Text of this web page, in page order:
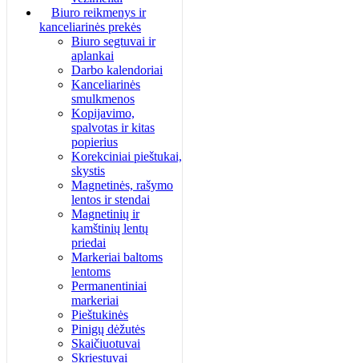
Biuro reikmenys ir
kanceliarinės prekės
Biuro segtuvai ir
aplankai
Darbo kalendoriai
Kanceliarinės
smulkmenos
Kopijavimo,
spalvotas ir kitas
popierius
Korekciniai pieštukai,
skystis
Magnetinės, rašymo
lentos ir stendai
Magnetinių ir
kamštinių lentų
priedai
Markeriai baltoms
lentoms
Permanentiniai
markeriai
Pieštukinės
Pinigų dėžutės
Skaičiuotuvai
Skriestuvai